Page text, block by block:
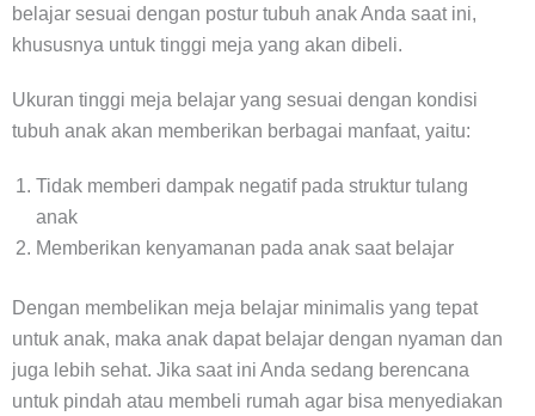
belajar sesuai dengan postur tubuh anak Anda saat ini,
khususnya untuk tinggi meja yang akan dibeli.
Ukuran tinggi meja belajar yang sesuai dengan kondisi
tubuh anak akan memberikan berbagai manfaat, yaitu:
Tidak memberi dampak negatif pada struktur tulang
anak
Memberikan kenyamanan pada anak saat belajar
Dengan membelikan meja belajar minimalis yang tepat
untuk anak, maka anak dapat belajar dengan nyaman dan
juga lebih sehat. Jika saat ini Anda sedang berencana
untuk pindah atau membeli rumah agar bisa menyediakan